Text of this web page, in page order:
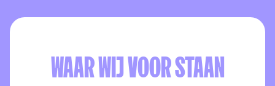
WAAR WIJ VOOR STAAN